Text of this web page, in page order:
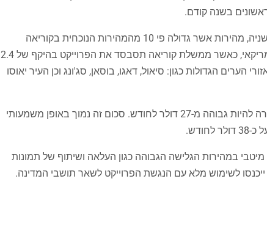
הפרוייקט שמכונה גם Giga Internet אמור לספק מהירות הורדה של 1 ג'יגהביט לשניה, מהירות אשר גדולה פי 10 מהמהירות הנוכחית בקוריאה
העומדת על 100 מגהביט לשניה. עלות הפרוייקט מוערכת בכ- 4.95 מיליון דולר אמריקאי, כאשר ממשלת קוריאה תסבסד את הפרוייקט בהיקף של 2.4
יחוברו לאינטרנט המהיר כ- 5,500 בתי אב וזאת באזורי הערים הגדולות כגון: סיאול, דאגו, בוסאן, סג'ונג וכן העיר יאוסו
אומנם מהירות הגלישה צפויה לגדול פי 10, אולם עלות השימוש החודשית לא אמורה להיות גבוהה מ-27 דולר לחודש. סכום זה נמוך באופן משמעותי
במהירות הגלישה הגבוהה כגון העלאה ושיתוף של תמונות